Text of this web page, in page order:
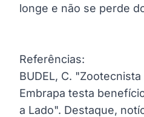
longe e não se perde
Referências:
BUDEL, C.
Embrapa testa
a Lado". Destaque,